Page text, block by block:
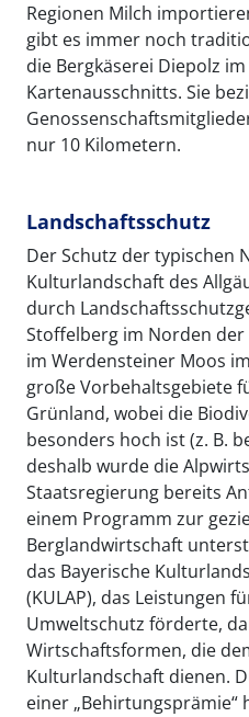
Regionen Milch
gibt es immer noch
die Bergkäserei Diepolz
Kartenausschnitts. Sie
nur 10 Kilometern.
Landschaftsschutz
Der Schutz der typischen
Kulturlandschaft des
durch
Stoffelberg im Norden der
im Werdensteiner Moos
große Vorbehaltsgebiete
Grünland, wobei die
besonders hoch ist (z. B.
deshalb wurde die
Staatsregierung bereits
einem Programm zur
Berglandwirtschaft
das Bayerische
(KULAP), das Leistungen
Umweltschutz förderte,
Wirtschaftsformen, die
Kulturlandschaft dienen.
einer „Behirtungsprämie“